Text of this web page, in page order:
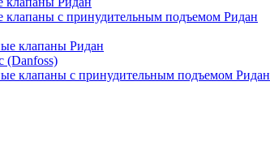
с принудительным подъемом Ридан
клапаны Ридан
(Danfoss)
клапаны с принудительным подъемом Ридан